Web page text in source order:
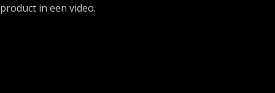
product in een video.